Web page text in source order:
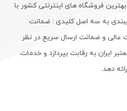
فروشگاه های اینترنتی کشور با
به سه اصل کلیدی : ضمانت
و ضمانت ارسال سریع در نظر
ایران به رقابت بپردازد و خدمات
دهد.